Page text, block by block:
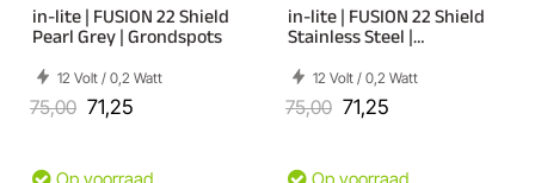
in-lite | FUSION 22 Shield
Pearl Grey | Grondspots
12 Volt / 0,2 Watt
75,00 71,25
in-lite | FUSION 22 Shield
Stainless Steel |
12 Volt / 0,2 Watt
75,00 71,25